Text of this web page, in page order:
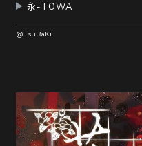
永-TOWA
@TsuBaKi